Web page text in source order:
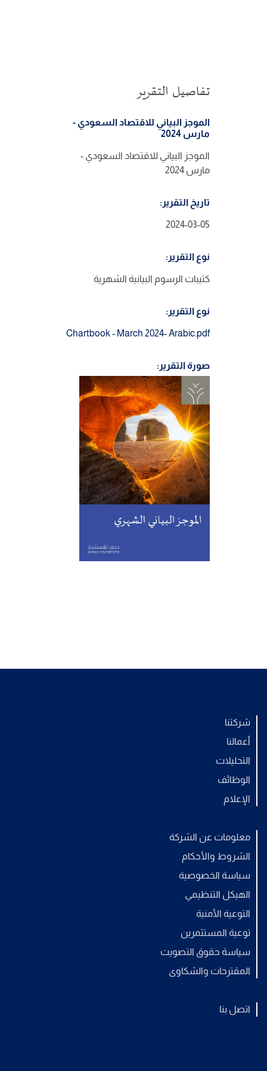
تفاصيل التقرير
الموجز البياني للاقتصاد السعودي -
مارس 2024
الموجز البياني للاقتصاد السعودي -
مارس 2024
تاريخ التقرير:
2024-03-05
نوع التقرير:
كتيبات الرسوم البيانية الشهرية
نوع التقرير:
Chartbook - March 2024- Arabic.pdf
صورة التقرير:
شركتنا
أعمالنا
التحليلات
الوظائف
الإعلام
معلومات عن الشركة
الشروط والأحكام
سياسة الخصوصية
الهيكل التنظيمي
التوعية الأمنية
توعية المستثمرين
سياسة حقوق التصويت
المقترحات والشكاوى
اتصل بنا